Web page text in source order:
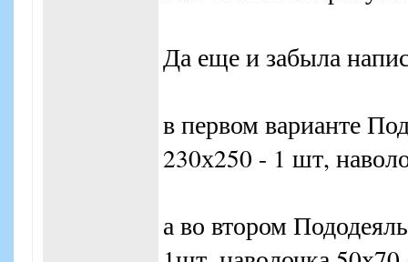
Да еще и забыла
в первом варианте
230х250 - 1 шт,
а во втором